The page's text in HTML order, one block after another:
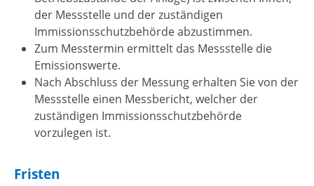
der Messstelle und der zuständigen
Immissionsschutzbehörde abzustimmen.
Zum Messtermin ermittelt das Messstelle die
Emissionswerte.
Nach Abschluss der Messung erhalten Sie von der
Messstelle einen Messbericht, welcher der
zuständigen Immissionsschutzbehörde
vorzulegen ist.
Fristen